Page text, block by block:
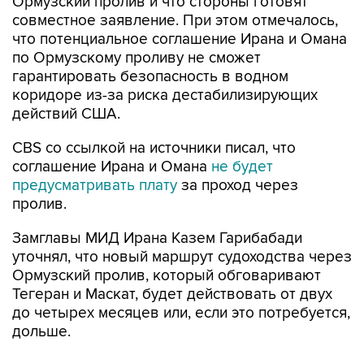
совместное заявление. При этом отмечалось,
что потенциальное соглашение Ирана и Омана
по Ормузскому проливу не сможет
гарантировать безопасность в водном
коридоре из-за риска дестабилизирующих
действий США.
CBS со ссылкой на источники писал, что
соглашение Ирана и Омана не будет
предусматривать плату за проход через
пролив.
Замглавы МИД Ирана Казем Гарибабади
уточнял, что новый маршрут судоходства через
Ормузский пролив, который обговаривают
Тегеран и Маскат, будет действовать от двух
до четырех месяцев или, если это потребуется,
дольше.